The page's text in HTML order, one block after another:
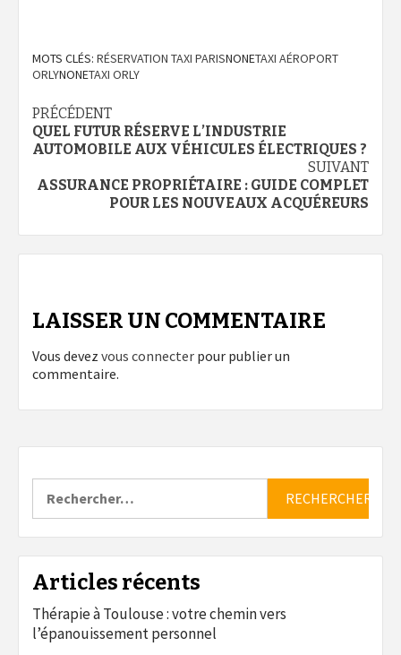
MOTS CLÉS: RÉSERVATION TAXI PARISNONETAXI AÉROPORT
ORLYNONETAXI ORLY
Navigation
d’article
PRÉCÉDENT
QUEL FUTUR RÉSERVE L’INDUSTRIE
AUTOMOBILE AUX VÉHICULES ÉLECTRIQUES ?
SUIVANT
ASSURANCE PROPRIÉTAIRE : GUIDE COMPLET
POUR LES NOUVEAUX ACQUÉREURS
LAISSER UN COMMENTAIRE
Vous devez vous connecter pour publier un
commentaire.
Articles récents
Thérapie à Toulouse : votre chemin vers
l’épanouissement personnel